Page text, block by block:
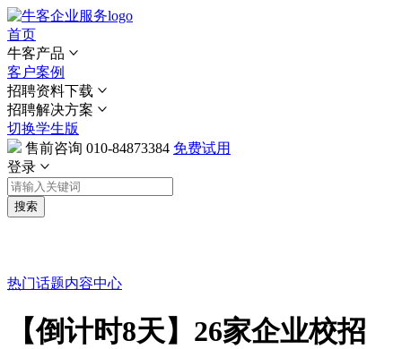
首页
牛客产品
客户案例
招聘资料下载
招聘解决方案
切换学生版
售前咨询 010-84873384 免费试用
登录
搜索
热门话题内容中心
【倒计时8天】26家企业校招